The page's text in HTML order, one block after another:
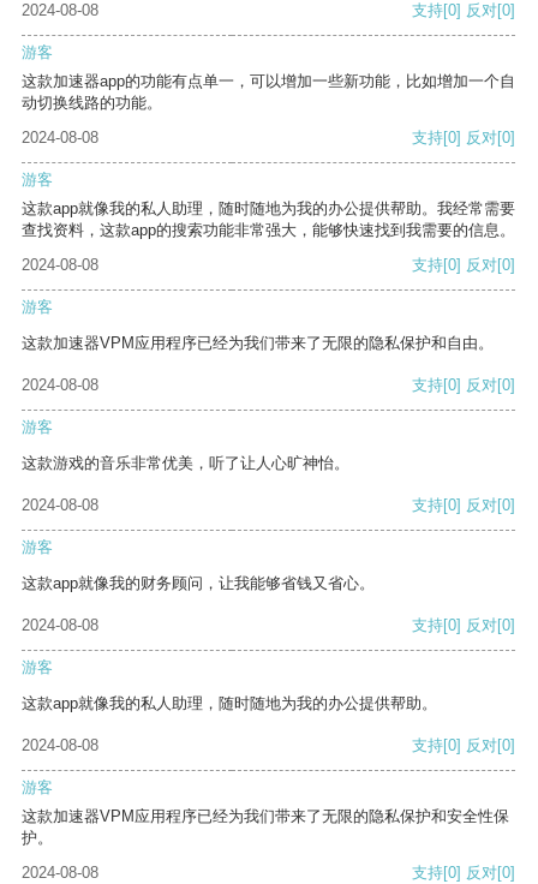
2024-08-08 支持[0] 反对[0]
游客
这款加速器app的功能有点单一，可以增加一些新功能，比如增加一个自
动切换线路的功能。
2024-08-08
支持[0] 反对[0]
游客
这款app就像我的私人助理，随时随地为我的办公提供帮助。我经常需要
查找资料，这款app的搜索功能非常强大，能够快速找到我需要的信息。
2024-08-08
支持[0] 反对[0]
游客
这款加速器VPM应用程序已经为我们带来了无限的隐私保护和自由。
2024-08-08 支持[0] 反对[0]
游客
这款游戏的音乐非常优美，听了让人心旷神怡。
2024-08-08 支持[0] 反对[0]
游客
这款app就像我的财务顾问，让我能够省钱又省心。
2024-08-08 支持[0] 反对[0]
游客
这款app就像我的私人助理，随时随地为我的办公提供帮助。
2024-08-08 支持[0] 反对[0]
游客
这款加速器VPM应用程序已经为我们带来了无限的隐私保护和安全性保
护。
2024-08-08
支持[0] 反对[0]